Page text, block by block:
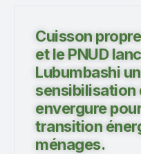
Cuisson
et le PNUD
Lubumbashi
sensibilisation
envergure
transition
ménages.